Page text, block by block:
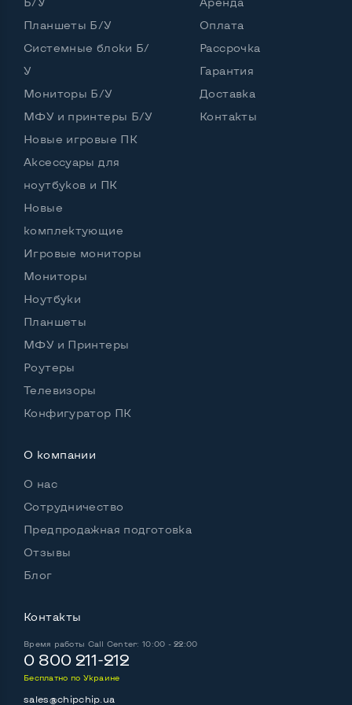
BluetoothДа
Аккумулятор держит заряд более 4х часов
Питание через повербанк
Аккумулятор съемный
ВебкамераДа
Встроенные динамики
Комплектация: ноутбук, блок питания, кабель
питания
Планшеты Б/У
Системные блоки Б/
У
Мониторы Б/У
МФУ и принтеры Б/У
Новые игровые ПК
Аксессуары для
ноутбуков и ПК
Новые
комплектующие
Игровые мониторы
Мониторы
Ноутбуки
Планшеты
МФУ и Принтеры
Роутеры
Телевизоры
Конфигуратор ПК
Оплата
Рассрочка
Гарантия
Доставка
Контакты
О компании
О нас
Сотрудничество
Предпродажная подготовка
Отзывы
Блог
Контакты
Время работы Call Center: 10:00 - 22:00
0 800 211-212
Бесплатно по Украине
sales@chipchip.ua